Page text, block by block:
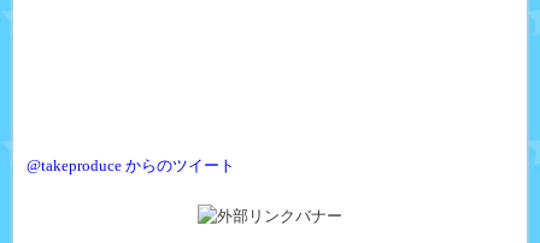
@takeproduce からのツイート